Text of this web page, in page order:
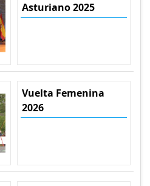
Asturiano 2025
Vuelta Femenina
2026